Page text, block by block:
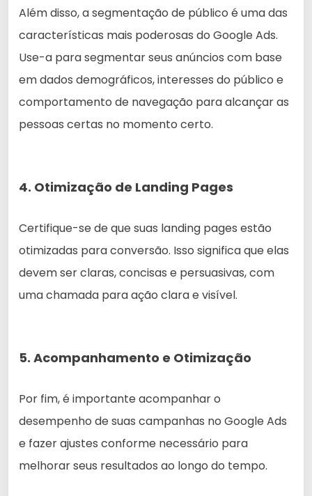
Além disso, a segmentação de público é uma das
características mais poderosas do Google Ads.
Use-a para segmentar seus anúncios com base
em dados demográficos, interesses do público e
comportamento de navegação para alcançar as
pessoas certas no momento certo.
4. Otimização de Landing Pages
Certifique-se de que suas landing pages estão
otimizadas para conversão. Isso significa que elas
devem ser claras, concisas e persuasivas, com
uma chamada para ação clara e visível.
5. Acompanhamento e Otimização
Por fim, é importante acompanhar o
desempenho de suas campanhas no Google Ads
e fazer ajustes conforme necessário para
melhorar seus resultados ao longo do tempo.